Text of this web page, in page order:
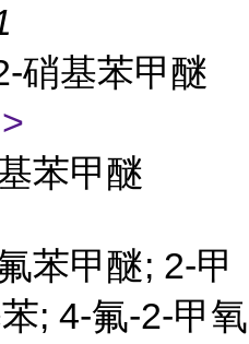
硝基苯甲醚
苯甲醚
苯甲醚; 2-甲
; 4-氟-2-甲氧